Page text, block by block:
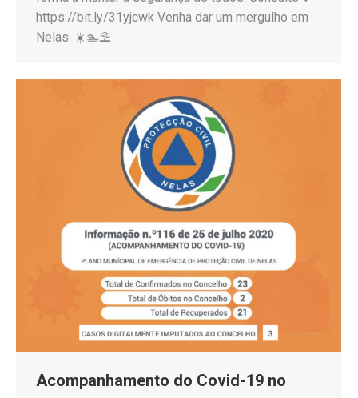
https://bit.ly/31yjcwk Venha dar um mergulho em
Nelas. ☀️🏊⛱
Acompanhamento do Covid-19 no